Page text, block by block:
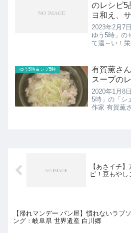
のレシピ5
ヨ和え、
ほか
2023年2月7
ゆう5時」の
て濃～い！
ゆう5時＆シブ5時
有賀薫さ
スープの
2020年1月8
5時」の「シ
作家 有賀薫
【あさイチ
ピ！豆もや
【帰れマンデー パン屋】慣れないラブソ
ング：岐阜県 世界遺産 白川郷